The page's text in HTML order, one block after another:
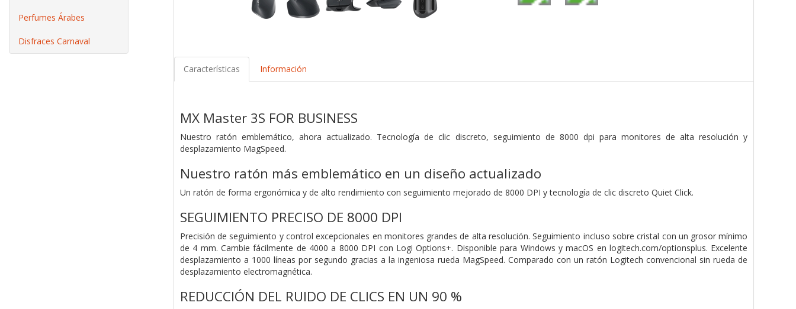
Perfumes Árabes
Disfraces Carnaval
Características Información
MX Master 3S FOR BUSINESS
Nuestro ratón emblemático, ahora actualizado. Tecnología de clic discreto, seguimiento de 8000 dpi para monitores de alta resolución y
desplazamiento MagSpeed.
Nuestro ratón más emblemático en un diseño actualizado
Un ratón de forma ergonómica y de alto rendimiento con seguimiento mejorado de 8000 DPI y tecnología de clic discreto Quiet Click.
SEGUIMIENTO PRECISO DE 8000 DPI
Precisión de seguimiento y control excepcionales en monitores grandes de alta resolución. Seguimiento incluso sobre cristal con un grosor mínimo
de 4 mm. Cambie fácilmente de 4000 a 8000 DPI con Logi Options+. Disponible para Windows y macOS en logitech.com/optionsplus. Excelente
desplazamiento a 1000 líneas por segundo gracias a la ingeniosa rueda MagSpeed. Comparado con un ratón Logitech convencional sin rueda de
desplazamiento electromagnética.
REDUCCIÓN DEL RUIDO DE CLICS EN UN 90 %